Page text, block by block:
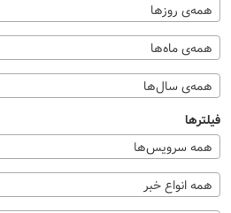
همه‌ی روزها
همه‌ی ماه‌ها
همه‌ی سال‌ها
فیلترها
همه سرویس‌ها
همه انواع خبر